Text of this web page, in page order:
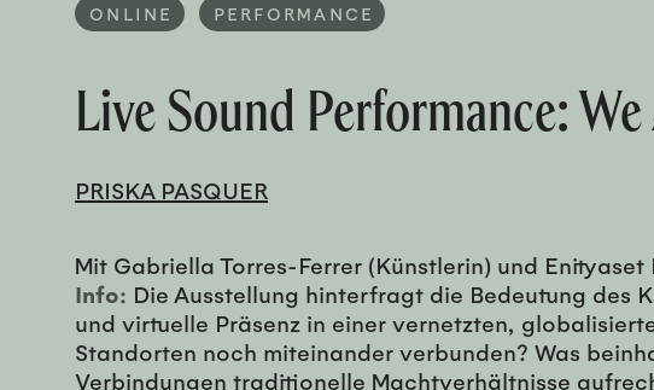
ONLINE PERFORMANCE
Live Sound Performance:
PRISKA PASQUER
Mit Gabriella Torres-Ferrer (Künstlerin) und Enityaset
Info: Die Ausstellung hinterfragt die Bedeutung des
und virtuelle Präsenz in einer vernetzten,
Standorten noch miteinander verbunden? Was
Verbindungen traditionelle Machtverhältnisse